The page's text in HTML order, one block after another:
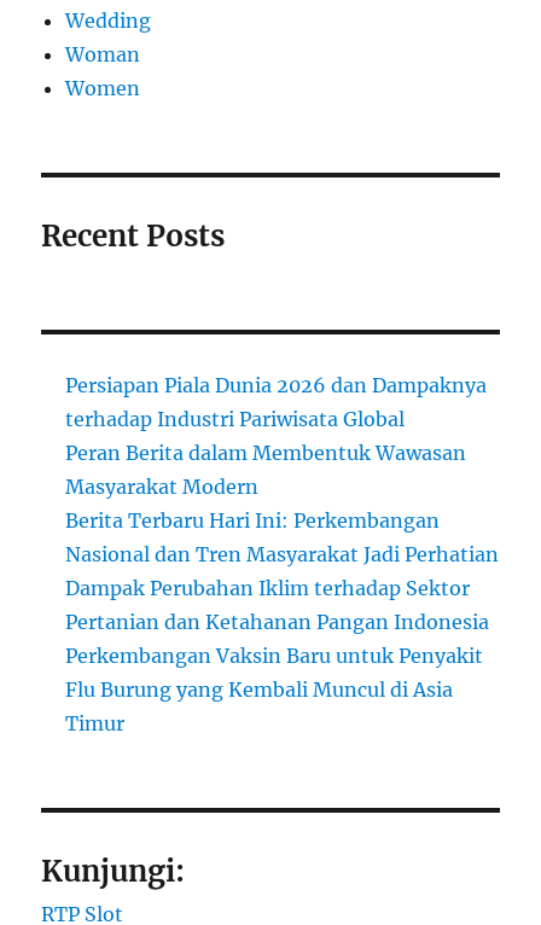
Wedding
Woman
Women
Recent Posts
Persiapan Piala Dunia 2026 dan Dampaknya
terhadap Industri Pariwisata Global
Peran Berita dalam Membentuk Wawasan
Masyarakat Modern
Berita Terbaru Hari Ini: Perkembangan
Nasional dan Tren Masyarakat Jadi Perhatian
Dampak Perubahan Iklim terhadap Sektor
Pertanian dan Ketahanan Pangan Indonesia
Perkembangan Vaksin Baru untuk Penyakit
Flu Burung yang Kembali Muncul di Asia
Timur
Kunjungi:
RTP Slot